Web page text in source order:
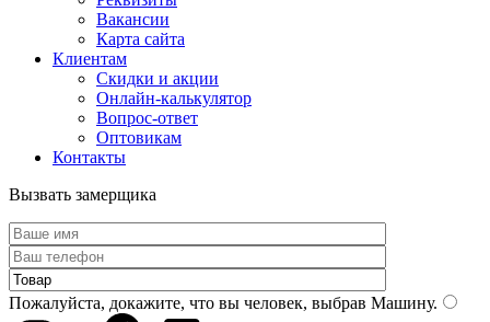
Вакансии
Карта сайта
Клиентам
Скидки и акции
Онлайн-калькулятор
Вопрос-ответ
Оптовикам
Контакты
Вызвать замерщика
Пожалуйста, докажите, что вы человек, выбрав Машину.